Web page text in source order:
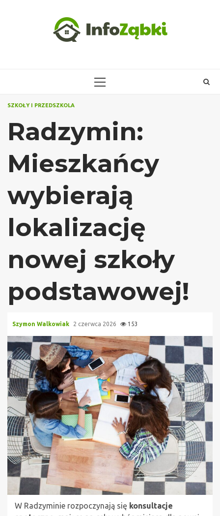
PRIMARY
SZKOŁY I PRZEDSZKOLA
Radzymin:
Mieszkańcy
wybierają
lokalizację
nowej szkoły
podstawowej!
Szymon Walkowiak 2 czerwca 2026 153
W Radzyminie rozpoczynają się konsultacje